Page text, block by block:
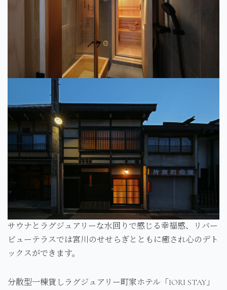
サウナとラグジュアリーな水回りで感じる幸福感、リバー
ビューテラスでは宮川のせせらぎとともに癒され心のデト
ックスができます。
分散型一棟貸しラグジュアリー町家ホテル「IORI STAY」